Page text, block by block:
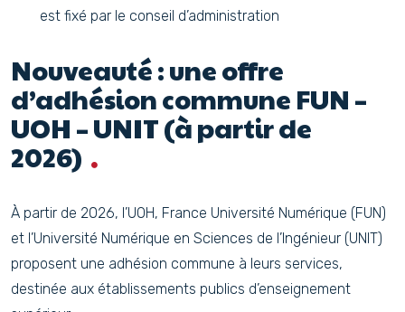
est fixé par le conseil d’administration
Nouveauté : une offre
d’adhésion commune FUN –
UOH – UNIT (à partir de
2026)
À partir de 2026, l’UOH, France Université Numérique (FUN)
et l’Université Numérique en Sciences de l’Ingénieur (UNIT)
proposent une adhésion commune à leurs services,
destinée aux établissements publics d’enseignement